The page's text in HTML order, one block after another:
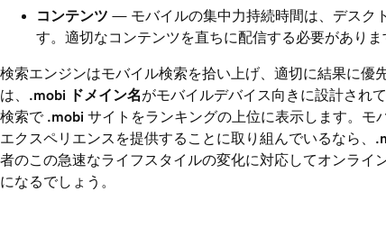
コンテンツ — モバイルの集中力持続時間は、デスク
す。適切なコンテンツを直ちに配信する必要がありま
検索エンジンはモバイル検索を拾い上げ、適切に結果に優
は、
.mobi ドメイン名がモバイルデバイス向きに設計され
検索で .mobi サイトをランキングの上位に表示します。モ
エクスペリエンスを提供することに取り組んでいるなら、
者のこの急速なライフスタイルの変化に対応してオンライ
になるでしょう。